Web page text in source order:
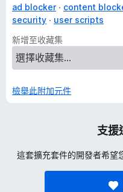
ad blocker
content
security
user scripts
新增至收藏集
檢舉此附加元件
支援
這套擴充套件的開發者希望